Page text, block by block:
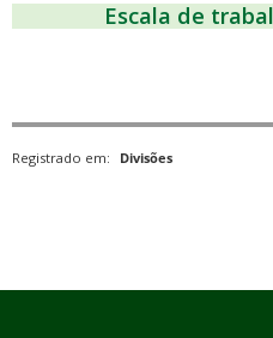
Escala de
Registrado em: Divisões